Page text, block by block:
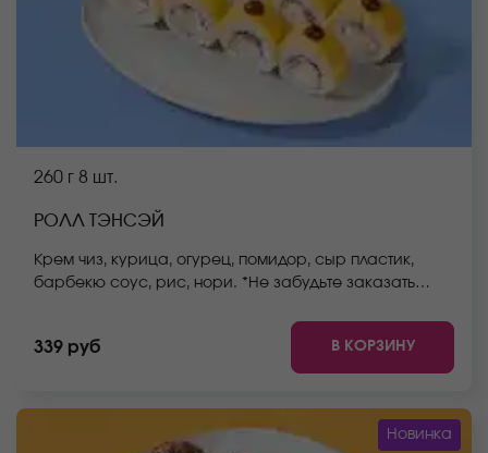
260 г 8 шт.
РОЛЛ ТЭНСЭЙ
Крем чиз, курица, огурец, помидор, сыр пластик,
барбекю соус, рис, нори. *Не забудьте заказать
стоимость заказа. *Внешний вид блюда может
отличаться от фото на сайте.
339 руб В КОРЗИНУ
Новинка